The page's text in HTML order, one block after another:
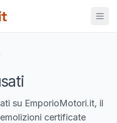
su EmporioMotori.it, il
certificate